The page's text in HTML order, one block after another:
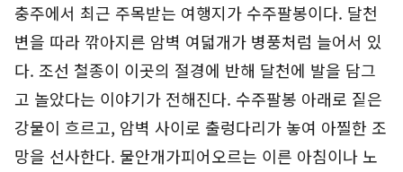
충주에서 최근 주목받는 여행지가 수주팔봉이다. 달천
변을 따라 깎아지른 암벽 여덟개가 병풍처럼 늘어서 있
다. 조선 철종이 이곳의 절경에 반해 달천에 발을 담그
고 놀았다는 이야기가 전해진다. 수주팔봉 아래로 짙은
강물이 흐르고, 암벽 사이로 출렁다리가 놓여 아찔한 조
망을 선사한다. 물안개가피어오르는 이른 아침이나 노